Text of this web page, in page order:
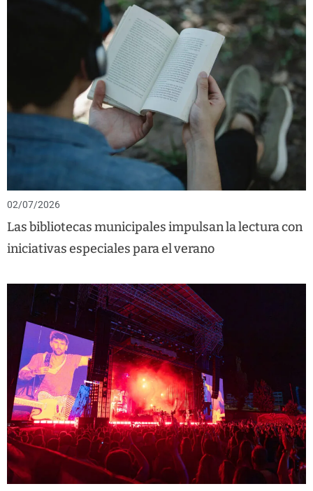
02/07/2026
Las bibliotecas municipales impulsan la lectura con
iniciativas especiales para el verano